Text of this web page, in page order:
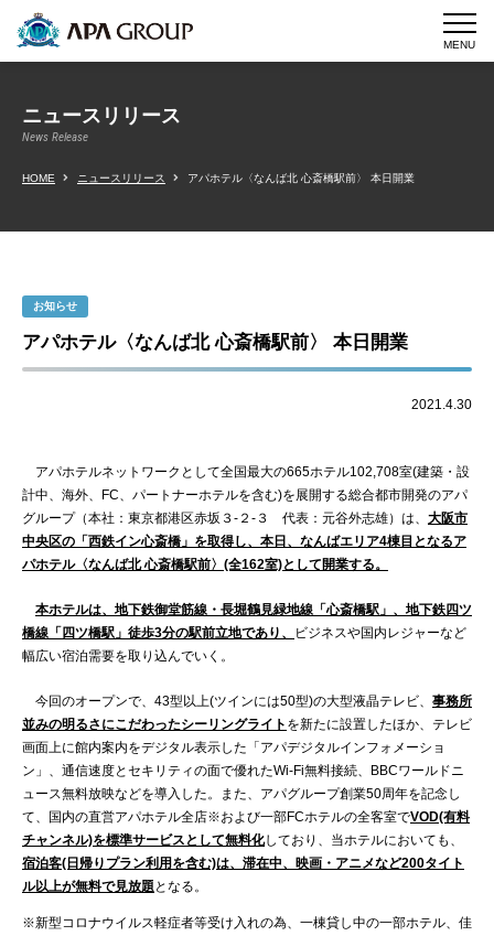
MENU
ニュースリリース
News Release
HOME ニュースリリース アパホテル〈なんば北 心斎橋駅前〉 本日開業
お知らせ
アパホテル〈なんば北 心斎橋駅前〉 本日開業
2021.4.30
アパホテルネットワークとして全国最大の665ホテル102,708室(建築・設
計中、海外、FC、パートナーホテルを含む)を展開する総合都市開発のアパ
グループ（本社：東京都港区赤坂３-２-３ 代表：元谷外志雄）は、 大阪市
中央区の「西鉄イン心斎橋」を取得し、本日、なんばエリア4棟目となるア
パホテル〈なんば北 心斎橋駅前〉(全162室)として開業する。
本ホテルは、地下鉄御堂筋線・長堀鶴見緑地線「心斎橋駅」、地下鉄四ツ
橋線「四ツ橋駅」徒歩3分の駅前立地であり、
ビジネスや国内レジャーなど
幅広い宿泊需要を取り込んでいく。
今回のオープンで、43型以上(ツインには50型)の大型液晶テレビ、 事務所
並みの明るさにこだわったシーリングライト を新たに設置したほか、テレビ
画面上に館内案内をデジタル表示した「アパデジタルインフォメーショ
ン」、通信速度とセキリティの面で優れたWi-Fi無料接続、BBCワールドニ
ュース無料放映などを導入した。また、アパグループ創業50周年を記念し
て、国内の直営アパホテル全店※および一部FCホテルの全客室でVOD(有料
チャンネル)を標準サービスとして無料化しており、当ホテルにおいても、
宿泊客(日帰りプラン利用を含む)は、滞在中、映画・アニメなど200タイト
ル以上が無料で見放題 となる。
※新型コロナウイルス軽症者等受け入れの為、一棟貸し中の一部ホテル、佳